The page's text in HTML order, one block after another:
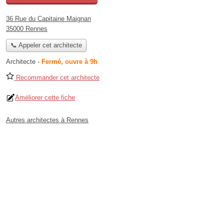
36 Rue du Capitaine Maignan
35000 Rennes
📞 Appeler cet architecte
Architecte - Fermé, ouvre à 9h
Recommander cet architecte
Améliorer cette fiche
Autres architectes à Rennes